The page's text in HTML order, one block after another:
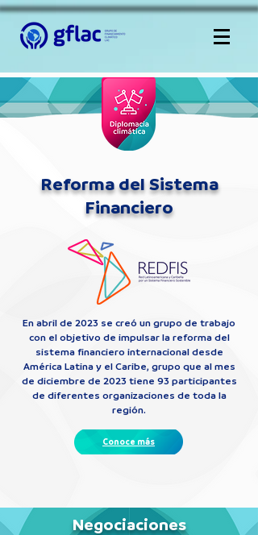
Reforma del Sistema
Financiero
En abril de 2023 se creó un grupo de trabajo
con el objetivo de impulsar la reforma del
sistema financiero internacional desde
América Latina y el Caribe, grupo que al mes
de diciembre de 2023 tiene 93 participantes
de diferentes organizaciones de toda la
región.
Conoce más
Negociaciones